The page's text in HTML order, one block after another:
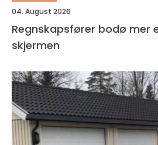
04. August 2026
Regnskapsfører bodø mer enn bare tall på
skjermen